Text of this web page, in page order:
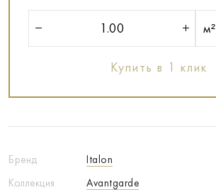
Бренд
Italon
Коллекция
Avantgarde
м²
Купить в 1 клик